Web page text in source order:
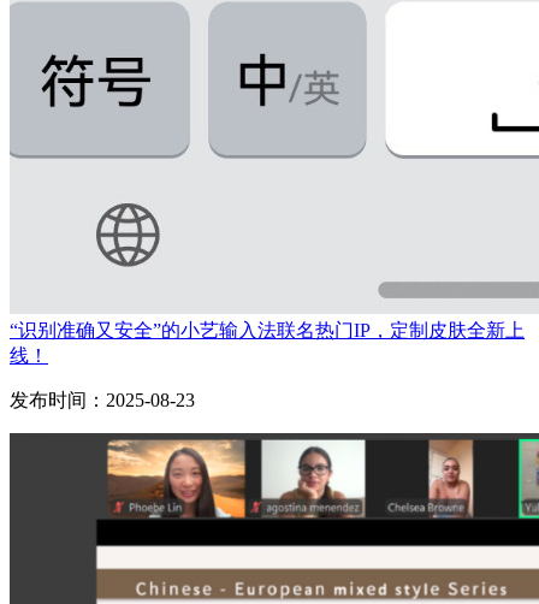
“识别准确又安全”的小艺输入法联名热门IP，定制皮肤全新上
线！
发布时间：2025-08-23